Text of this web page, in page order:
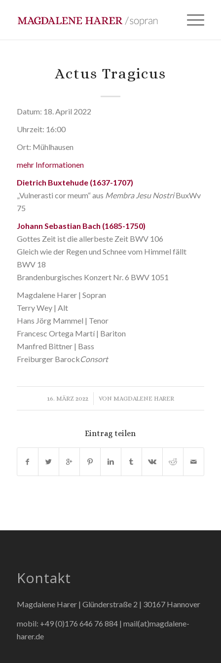
Actus Tragicus
Datum: 18. April 2022
Uhrzeit: 16:00
Ort: Mühlhausen
mehr Informationen
Dietrich Buxtehude (1637-1707)
„Vulnerasti cor meum“ aus Membra Jesu NostriBuxWv
75
Johann Sebastian Bach (1685-1750)
Gottes Zeit ist die allerbeste Zeit BWV 106
Gleich wie der Regen und Schnee vom Himmel fällt
BWV 18
Brandenburgisches Konzert Nr. 6 BWV 1051
Magdalene Harer | Sopran
Terry Wey | Alt
Hans Jörg Mammel | Tenor
Francesc Ortega Martí | Bariton
Manfred Bittner | Bass
Freiburger BarockConsort
16. MÄRZ 2022
/ VON MAGDALENE HARER
Eintrag teilen
Kontakt
Magdalene Harer | Glünderstraße 2 | 30167 Hannover
mobil: +49 (0)176 646 76 884 | mail(at)magdalene-
harer.de